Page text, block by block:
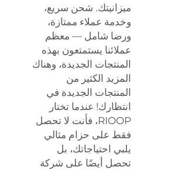
ميزانيتك. شحن سريع،
وخدمة عملاء ممتازة،
ورضا شامل — معظم
عملائنا يستمتعون بهذه
المنتجات الجديدة، وهناك
المزيد الكثير من
المنتجات الجديدة في
انتظارك! عندما تختار
RIOOP، فأنت لا تحصل
فقط على حزام مثالي
يلبي احتياجاتك، بل
تحصل أيضًا على شركة